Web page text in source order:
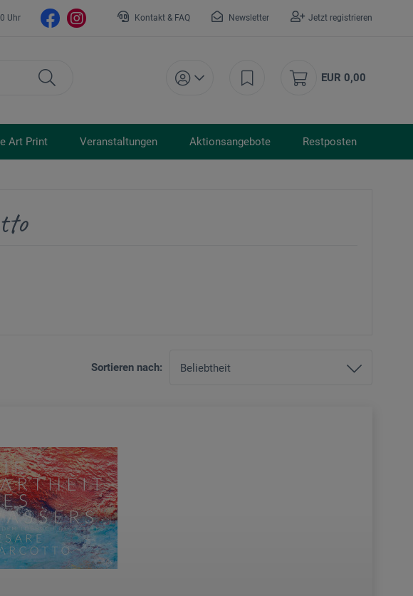
Uhr Kontakt & FAQ Newsletter Jetzt registrieren
EUR 0,00
Art Print Veranstaltungen Aktionsangebote Restposten
Sortieren nach: